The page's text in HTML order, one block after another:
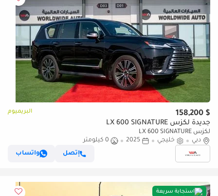
$ 158,200 البريميوم
جديدة لكزس LX 600 SIGNATURE
لكزس LX 600 SIGNATURE
دبي
خليجي 2025
0 كيلومتر
إتصل
واتساب
استجابة سريعة